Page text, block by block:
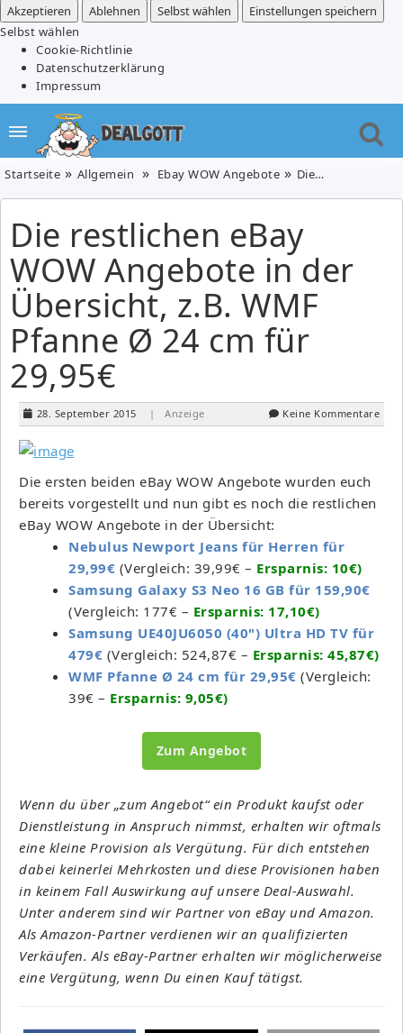
Akzeptieren
Ablehnen Selbst wählen
Einstellungen speichern
Selbst wählen
Cookie-Richtlinie
Datenschutzerklärung
Impressum
Startseite Allgemein Ebay WOW Angebote Die restlichen eBay WOW Angebote in der Übersicht, z.B. WMF Pfanne Ø 24 cm für 29,95€
Die restlichen eBay
WOW Angebote in der
Übersicht, z.B. WMF
Pfanne Ø 24 cm für
29,95€
28. September 2015 | Anzeige Keine Kommentare
Die ersten beiden eBay WOW Angebote wurden euch
bereits vorgestellt und nun gibt es noch die restlichen
eBay WOW Angebote in der Übersicht:
Nebulus Newport Jeans für Herren für
29,99€ (Vergleich: 39,99€ – Ersparnis: 10€)
Samsung Galaxy S3 Neo 16 GB für 159,90€
(Vergleich: 177€ – Ersparnis: 17,10€)
Samsung UE40JU6050 (40") Ultra HD TV für
479€ (Vergleich: 524,87€ – Ersparnis: 45,87€)
WMF Pfanne Ø 24 cm für 29,95€ (Vergleich:
39€ – Ersparnis: 9,05€)
Zum Angebot
Wenn du über „zum Angebot“ ein Produkt kaufst oder
Dienstleistung in Anspruch nimmst, erhalten wir oftmals
eine kleine Provision als Vergütung. Für dich entstehen
dabei keinerlei Mehrkosten und diese Provisionen haben
in keinem Fall Auswirkung auf unsere Deal-Auswahl.
Unter anderem sind wir Partner von eBay und Amazon.
Als Amazon-Partner verdienen wir an qualifizierten
Verkäufen. Als eBay-Partner erhalten wir möglicherweise
eine Vergütung, wenn Du einen Kauf tätigst.